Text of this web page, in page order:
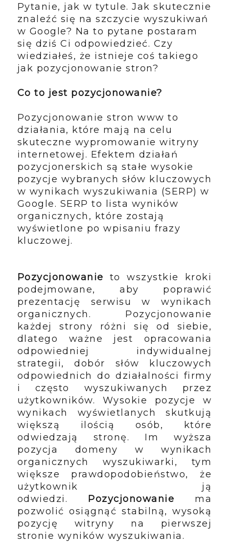
Pytanie, jak w tytule. Jak skutecznie
znaleźć się na szczycie wyszukiwań
w Google? Na to pytane postaram
się dziś Ci odpowiedzieć. Czy
wiedziałeś, że istnieje coś takiego
jak pozycjonowanie stron?
Co to jest pozycjonowanie?
Pozycjonowanie stron www to
działania, które mają na celu
skuteczne wypromowanie witryny
internetowej. Efektem działań
pozycjonerskich są stałe wysokie
pozycje wybranych słów kluczowych
w wynikach wyszukiwania (SERP) w
Google. SERP to lista wyników
organicznych, które zostają
wyświetlone po wpisaniu frazy
kluczowej.
Pozycjonowanie to wszystkie kroki
podejmowane, aby poprawić
prezentację serwisu w wynikach
organicznych. Pozycjonowanie
każdej strony różni się od siebie,
dlatego ważne jest opracowania
odpowiedniej indywidualnej
strategii, dobór słów kluczowych
odpowiednich do działalności firmy
i często wyszukiwanych przez
użytkowników. Wysokie pozycje w
wynikach wyświetlanych skutkują
większą ilością osób, które
odwiedzają stronę. Im wyższa
pozycja domeny w wynikach
organicznych wyszukiwarki, tym
większe prawdopodobieństwo, że
użytkownik ją
odwiedzi. Pozycjonowanie ma
pozwolić osiągnąć stabilną, wysoką
pozycję witryny na pierwszej
stronie wyników wyszukiwania.